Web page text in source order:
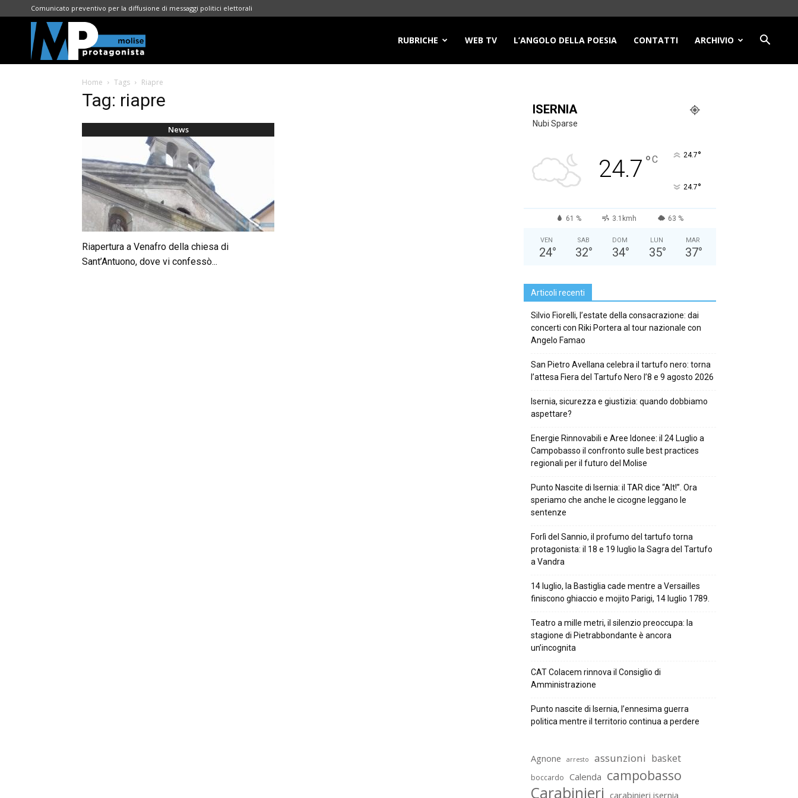
Comunicato preventivo per la diffusione di messaggi politici elettorali
Protagonista
RUBRICHE WEB TV L’ANGOLO DELLA POESIA CONTATTI ARCHIVIO
Home Tags Riapre
Tag: riapre
News
Riapertura a Venafro della chiesa di
Sant’Antuono, dove vi confessò...
ISERNIA
Nubi Sparse
24.7 °C 24.7°
24.7°
61 % 3.1kmh 63 %
VEN
24°
SAB
32°
DOM
34°
LUN
35°
MAR
37°
Articoli recenti
Silvio Fiorelli, l’estate della consacrazione: dai
concerti con Riki Portera al tour nazionale con
Angelo Famao
San Pietro Avellana celebra il tartufo nero: torna
l’attesa Fiera del Tartufo Nero l’8 e 9 agosto 2026
Isernia, sicurezza e giustizia: quando dobbiamo
aspettare?
Energie Rinnovabili e Aree Idonee: il 24 Luglio a
Campobasso il confronto sulle best practices
regionali per il futuro del Molise
Punto Nascite di Isernia: il TAR dice “Alt!”. Ora
speriamo che anche le cicogne leggano le
sentenze
Forlì del Sannio, il profumo del tartufo torna
protagonista: il 18 e 19 luglio la Sagra del Tartufo
a Vandra
14 luglio, la Bastiglia cade mentre a Versailles
finiscono ghiaccio e mojito Parigi, 14 luglio 1789.
Teatro a mille metri, il silenzio preoccupa: la
stagione di Pietrabbondante è ancora
un’incognita
CAT Colacem rinnova il Consiglio di
Amministrazione
Punto nascite di Isernia, l’ennesima guerra
politica mentre il territorio continua a perdere
Agnone arresto assunzioni basket
boccardo Calenda campobasso
Carabinieri carabinieri isernia